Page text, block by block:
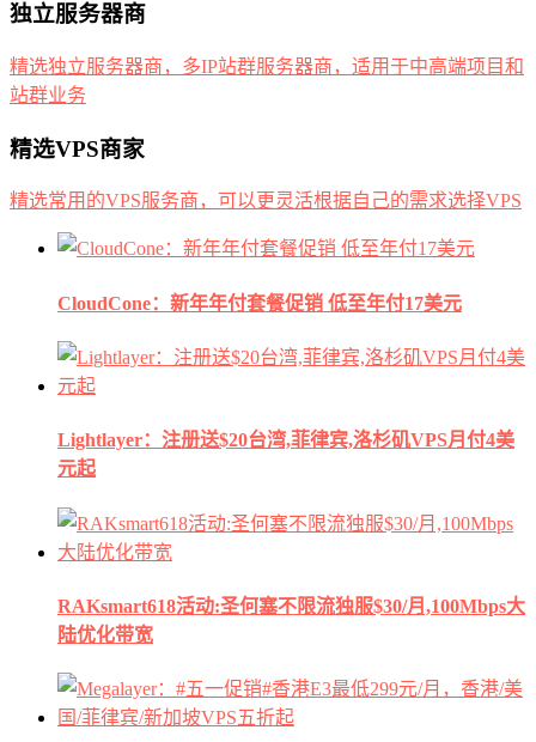
独立服务器商
精选独立服务器商，多IP站群服务器商，适用于中高端项目和
站群业务
精选VPS商家
精选常用的VPS服务商，可以更灵活根据自己的需求选择VPS
CloudCone：新年年付套餐促销 低至年付17美元
Lightlayer：注册送$20台湾,菲律宾,洛杉矶VPS月付4美
元起
RAKsmart618活动:圣何塞不限流独服$30/月,100Mbps大
陆优化带宽